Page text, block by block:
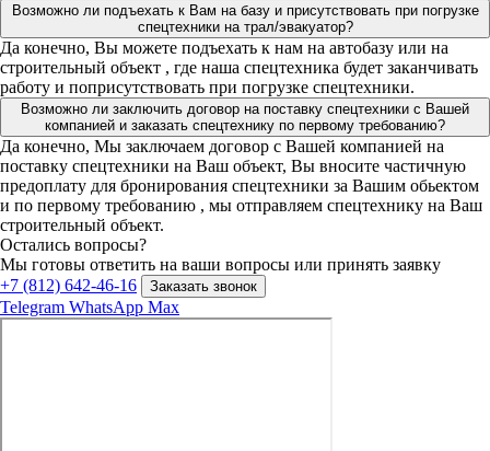
Возможно ли подъехать к Вам на базу и присутствовать при погрузке
спецтехники на трал/эвакуатор?
Да конечно, Вы можете подъехать к нам на автобазу или на
строительный объект , где наша спецтехника будет заканчивать
работу и поприсутствовать при погрузке спецтехники.
Возможно ли заключить договор на поставку спецтехники с Вашей
компанией и заказать спецтехнику по первому требованию?
Да конечно, Мы заключаем договор с Вашей компанией на
поставку спецтехники на Ваш объект, Вы вносите частичную
предоплату для бронирования спецтехники за Вашим обьектом
и по первому требованию , мы отправляем спецтехнику на Ваш
строительный объект.
Остались вопросы?
Мы готовы ответить на ваши вопросы или принять заявку
+7 (812) 642-46-16
Заказать звонок
Telegram WhatsApp Max